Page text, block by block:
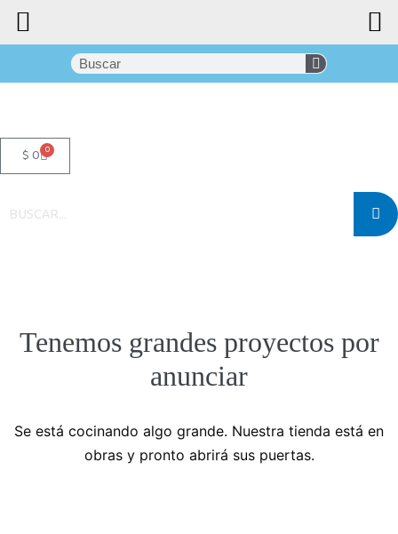
$0 0
Tenemos grandes proyectos por
anunciar
Se está cocinando algo grande. Nuestra tienda está en
obras y pronto abrirá sus puertas.